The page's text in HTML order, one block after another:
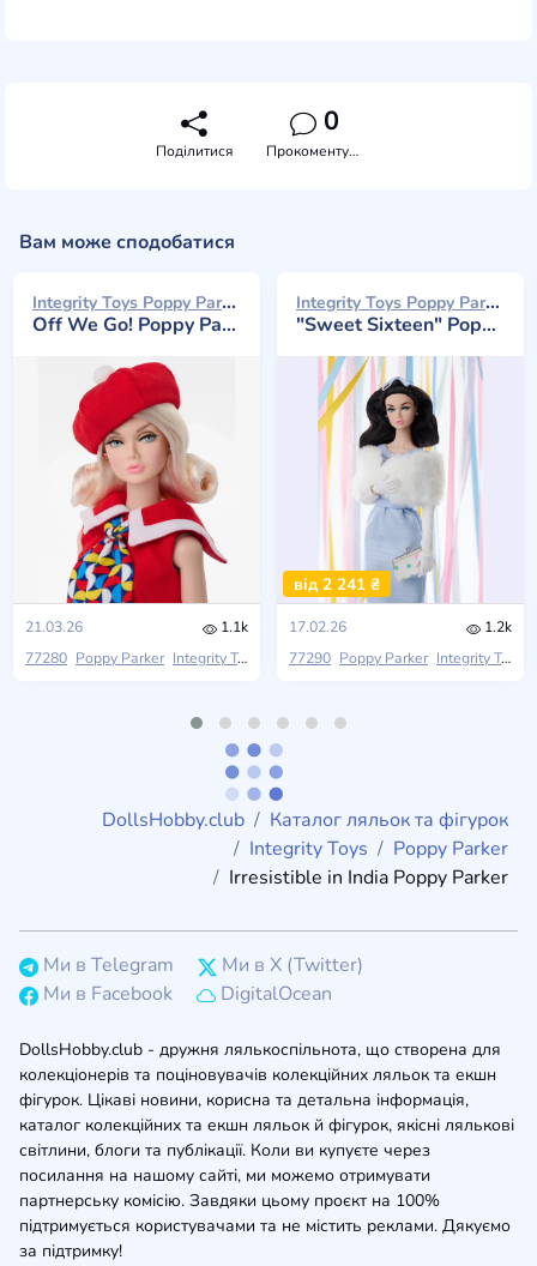
Поділитися
0
Прокоментувати
Вам може сподобатися
Integrity Toys Poppy Parker 2026
Off We Go! Poppy Parker
21.03.26
1.1k
77280 Poppy Parker Integrity Toys 2026 W Club
Integrity Toys Poppy Parker 2026
"Sweet Sixteen" Poppy Parker
від 2 241 ₴
17.02.26
1.2k
77290 Poppy Parker Integrity Toys
DollsHobby.club
Каталог ляльок та фігурок
Integrity Toys
Poppy Parker
Irresistible in India Poppy Parker
Ми в Telegram
Ми в X (Twitter)
Ми в Facebook
DigitalOcean
DollsHobby.club - дружня лялькоспільнота, що створена для
колекціонерів та поціновувачів колекційних ляльок та екшн
фігурок. Цікаві новини, корисна та детальна інформація,
каталог колекційних та екшн ляльок й фігурок, якісні лялькові
світлини, блоги та публікації. Коли ви купуєте через
посилання на нашому сайті, ми можемо отримувати
партнерську комісію. Завдяки цьому проєкт на 100%
підтримується користувачами та не містить реклами. Дякуємо
за підтримку!